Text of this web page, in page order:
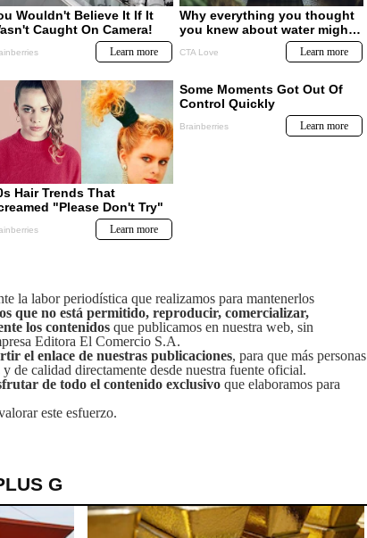
la labor periodística que realizamos para mantenerlos
que no está permitido, reproducir, comercializar,
los contenidos que publicamos en nuestra web, sin
Editora El Comercio S.A.
el enlace de nuestras publicaciones, para que más personas
de calidad directamente desde nuestra fuente oficial.
de todo el contenido exclusivo que elaboramos para
este esfuerzo.
G